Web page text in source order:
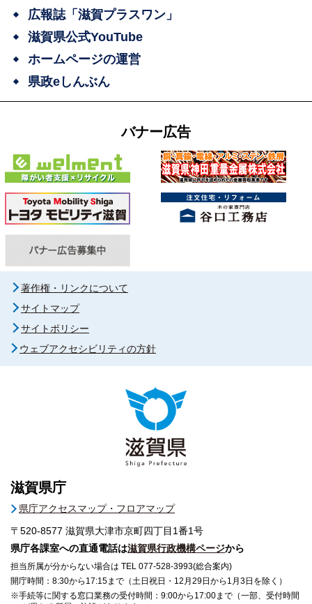
広報誌「滋賀プラスワン」
滋賀県公式YouTube
ホームページの運営
県政eしんぶん
バナー広告
著作権・リンクについて
サイトマップ
サイトポリシー
ウェブアクセシビリティの方針
滋賀県庁
県庁アクセスマップ・フロアマップ
〒520-8577 滋賀県大津市京町四丁目1番1号
県庁各課室への直通電話は滋賀県行政機構ページから
担当所属が分からない場合は TEL 077-528-3993(総合案内)
開庁時間：8:30から17:15まで（土日祝日・12月29日から1月3日を除く）
※手続等に関する窓口業務の受付時間：9:00から17:00まで（一部、受付時間